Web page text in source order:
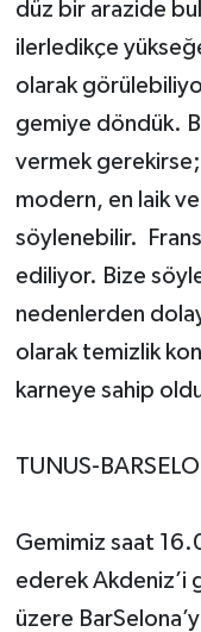
düz bir arazide
ilerledikçe
olarak
gemiye döndük.
vermek
modern, en laik
söylenebilir.
ediliyor. Bize
nedenlerden
olarak temizlik
karneye sahip
TUNUS-
Gemimiz saat
ederek Akdeniz’i
üzere